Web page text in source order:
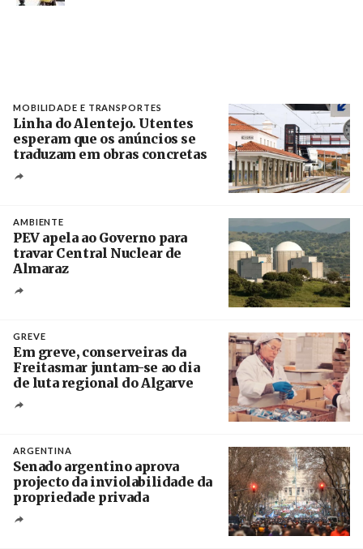
MOBILIDADE E TRANSPORTES
Linha do Alentejo. Utentes
esperam que os anúncios se
traduzam em obras concretas
AMBIENTE
PEV apela ao Governo para
travar Central Nuclear de
Almaraz
GREVE
Em greve, conserveiras da
Freitasmar juntam-se ao dia
de luta regional do Algarve
ARGENTINA
Senado argentino aprova
projecto da inviolabilidade da
propriedade privada